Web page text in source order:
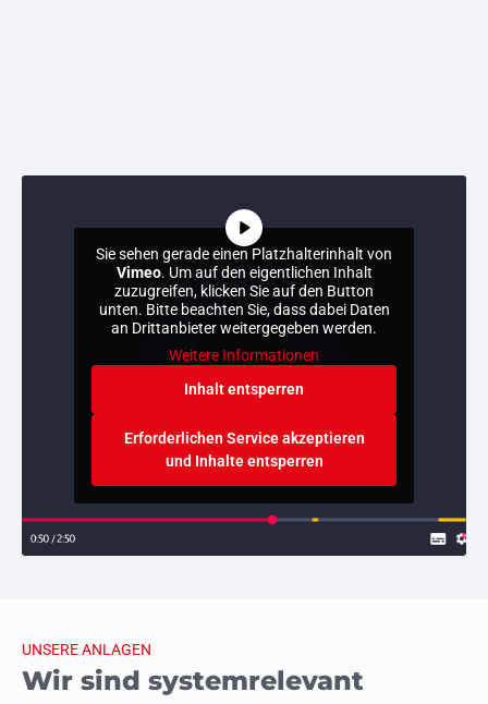
Sie sehen gerade einen Platzhalterinhalt von
Vimeo. Um auf den eigentlichen Inhalt
zuzugreifen, klicken Sie auf den Button
unten. Bitte beachten Sie, dass dabei Daten
an Drittanbieter weitergegeben werden.
Weitere Informationen
Inhalt entsperren
Erforderlichen Service akzeptieren
und Inhalte entsperren
UNSERE ANLAGEN
Wir sind systemrelevant